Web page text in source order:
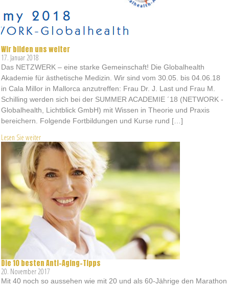
Wir bilden uns weiter
17. Januar 2018
Das NETZWERK – eine starke Gemeinschaft! Die Globalhealth
Akademie für ästhetische Medizin. Wir sind vom 30.05. bis 04.06.18
in Cala Millor in Mallorca anzutreffen: Frau Dr. J. Last und Frau M.
Schilling werden sich bei der SUMMER ACADEMIE ´18 (NETWORK -
Globalhealth, Lichtblick GmbH) mit Wissen in Theorie und Praxis
bereichern. Folgende Fortbildungen und Kurse rund […]
Lesen Sie weiter
Die 10 besten Anti-Aging-Tipps
20. November 2017
Mit 40 noch so aussehen wie mit 20 und als 60-Jährige den Marathon